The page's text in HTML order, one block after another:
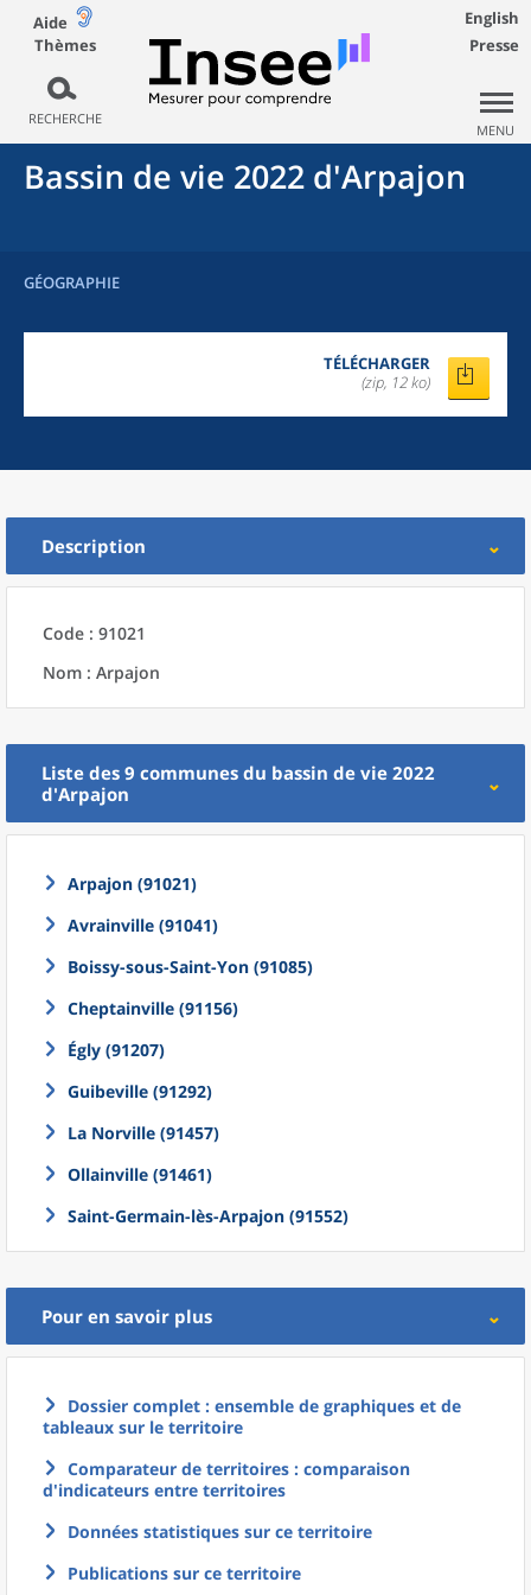
Aide
Thèmes
RECHERCHE
English
Presse
MENU
Bassin de vie 2022 d'Arpajon
GÉOGRAPHIE
TÉLÉCHARGER
(zip, 12 ko)
Description
Code : 91021
Nom : Arpajon
Liste des 9 communes du bassin de vie 2022
d'Arpajon
Arpajon (91021)
Avrainville (91041)
Boissy-sous-Saint-Yon (91085)
Cheptainville (91156)
Égly (91207)
Guibeville (91292)
La Norville (91457)
Ollainville (91461)
Saint-Germain-lès-Arpajon (91552)
Pour en savoir plus
Dossier complet : ensemble de graphiques et de
tableaux sur le territoire
Comparateur de territoires : comparaison
d'indicateurs entre territoires
Données statistiques sur ce territoire
Publications sur ce territoire